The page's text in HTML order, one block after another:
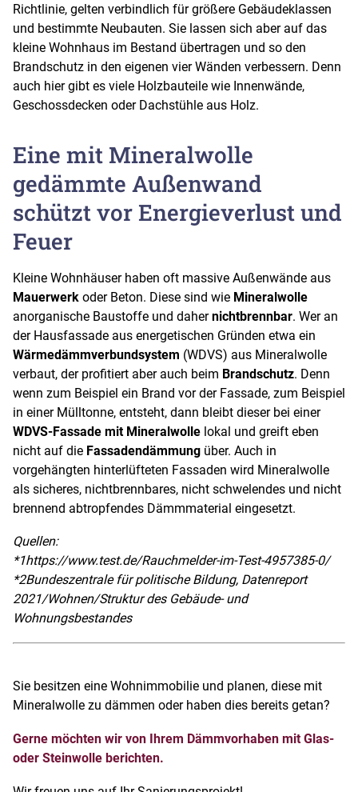
Richtlinie, gelten verbindlich für größere Gebäudeklassen
und bestimmte Neubauten. Sie lassen sich aber auf das
kleine Wohnhaus im Bestand übertragen und so den
Brandschutz in den eigenen vier Wänden verbessern. Denn
auch hier gibt es viele Holzbauteile wie Innenwände,
Geschossdecken oder Dachstühle aus Holz.
Eine mit Mineralwolle
gedämmte Außenwand
schützt vor Energieverlust und
Feuer
Kleine Wohnhäuser haben oft massive Außenwände aus
Mauerwerk oder Beton. Diese sind wie Mineralwolle
anorganische Baustoffe und dahernichtbrennbar. Wer an
der Hausfassade aus energetischen Gründen etwa ein
Wärmedämmverbundsystem (WDVS) aus Mineralwolle
verbaut, der profitiert aber auch beim Brandschutz. Denn
wenn zum Beispiel ein Brand vor der Fassade, zum Beispiel
in einer Mülltonne, entsteht, dann bleibt dieser bei einer
WDVS-Fassade mit Mineralwolle lokal und greift eben
nicht auf die Fassadendämmung über. Auch in
vorgehängten hinterlüfteten Fassaden wird Mineralwolle
als sicheres, nichtbrennbares, nicht schwelendes und nicht
brennend abtropfendes Dämmmaterial eingesetzt.
Quellen:
*1https://www.test.de/Rauchmelder-im-Test-4957385-0/
*2Bundeszentrale für politische Bildung, Datenreport
2021/Wohnen/Struktur des Gebäude- und
Wohnungsbestandes
Sie besitzen eine Wohnimmobilie und planen, diese mit
Mineralwolle zu dämmen oder haben dies bereits getan?
Gerne möchten wir von Ihrem Dämmvorhaben mit Glas-
oder Steinwolle berichten.